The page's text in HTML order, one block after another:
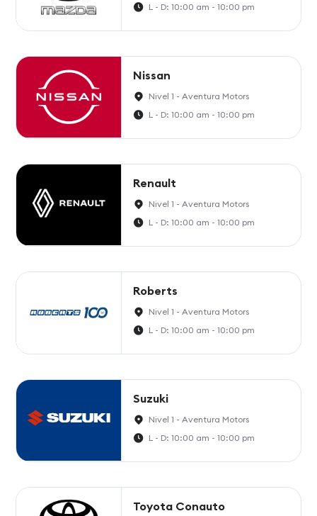
L - D: 10:00 am - 10:00 pm
Nissan
Nivel 1 - Aventura Motors
L - D: 10:00 am - 10:00 pm
Renault
Nivel 1 - Aventura Motors
L - D: 10:00 am - 10:00 pm
Roberts
Nivel 1 - Aventura Motors
L - D: 10:00 am - 10:00 pm
Suzuki
Nivel 1 - Aventura Motors
L - D: 10:00 am - 10:00 pm
Toyota Conauto